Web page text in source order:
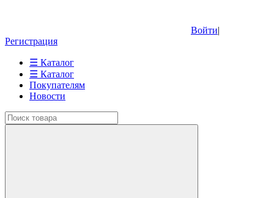
Войти|
Регистрация
☰ Каталог
☰ Каталог
Покупателям
Новости